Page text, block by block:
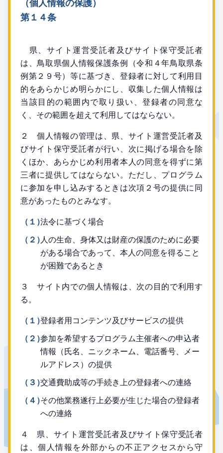
（個人情報の保護）
第１４条
県、サイト運営受託者及びサイト保守受託者
は、鳥取県個人情報保護条例（令和４年鳥取県条
例第２９号）等に基づき、登録者に対して利用目
的をあらかじめ明らかにし、収集した個人情報は
当該目的の範囲内で取り扱い、登録者の同意な
く、その範囲を超えて利用してはならない。
２ 個人情報の管理は、県、サイト運営受託者及
びサイト保守受託者が行い、次に掲げる場合を除
くほか、あらかじめ利用者本人の同意を得ずに第
三者に提供してはならない。ただし、プログラム
に参加を申し込みするときは次項２号の提供に同
意があったものとみなす。
（１）法令に基づく場合
（２）人の生命、身体又は財産の保護のために必要
がある場合であって、本人の同意を得ること
が困難であるとき
３ サイト内での個人情報は、次の目的で利用す
る。
（１）登録者用コンテンツ及びサービスの提供
（２）参加を希望するプログラム主催者への申込者
情報（氏名、ニックネーム、電話番号、メー
ルアドレス）の提供
（３）交通費助成等の手続き上の登録者への連絡
（４）その他業務遂行上必要が生じた場合の登録者
への連絡
４ 県、サイト運営受託者及びサイト保守受託者
は、個人情報を外部からの不正アクセスから守